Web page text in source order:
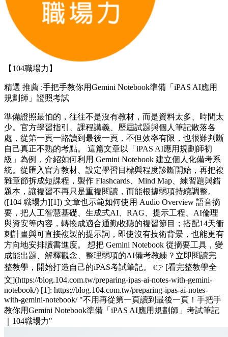
【104職場力】
精選 推薦 :手把手教你用Gemini Notebook準備「iPAS AI應用
規劃師」證照考試
準備證照最怕的，往往不是沒有教材，而是資料太多、時間太
少。官方學習指引、課程講義、歷屆試題與個人筆記散落各
處，從第一頁一路讀到最後一頁，不但效率有限，也很難判斷
自己真正不熟的考點。 這篇文章以「iPAS AI應用規劃師初
級」為例，介紹如何利用 Gemini Notebook 建立個人化備考系
統。從匯入官方教材、設定學習目標與程度診斷開始，再把複
雜章節拆成短課程，製作 Flashcards、Mind Map、練習題與錯
題本，讓複習不再只是重複閱讀，而能根據弱項持續調整。
([104 職場力][1]) 文章也示範如何使用 Audio Overview 語音摘
要，把人工智慧基礎、生成式AI、RAG、提示工程、AI倫理
與資安等內容，轉換成適合通勤收聽的複習節目；搭配14天衝
刺計畫與可直接複製的提示詞，即使沒有技術背景，也能更有
方向地安排讀書進度。 想把 Gemini Notebook 從摘要工具，變
成能出題、解釋觀念、整理弱項的AI備考教練？立即閱讀完
整教學，開始打造自己的iPAS考試筆記。 👉 [看完整教學全
文](https://blog.104.com.tw/preparing-ipas-ai-notes-with-gemini-
notebook/) [1]: https://blog.104.com.tw/preparing-ipas-ai-notes-
with-gemini-notebook/ "不用再從第一頁讀到最後一頁！手把手
教你用Gemini Notebook準備「iPAS AI應用規劃師」考試筆記
｜104職場力"